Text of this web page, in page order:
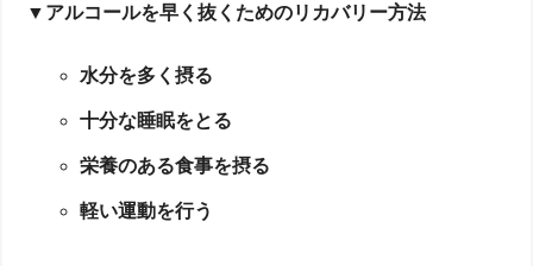
▼アルコールを早く抜くためのリカバリー方法
水分を多く摂る
十分な睡眠をとる
栄養のある食事を摂る
軽い運動を行う